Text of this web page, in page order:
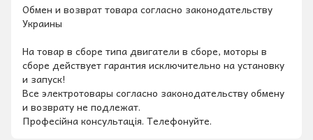
Обмен и возврат товара согласно законодательству
Украины
На товар в сборе типа двигатели в сборе, моторы в
сборе действует гарантия исключительно на установку
и запуск!
Все электротовары согласно законодательству обмену
и возврату не подлежат.
Професійна консультація. Телефонуйте.